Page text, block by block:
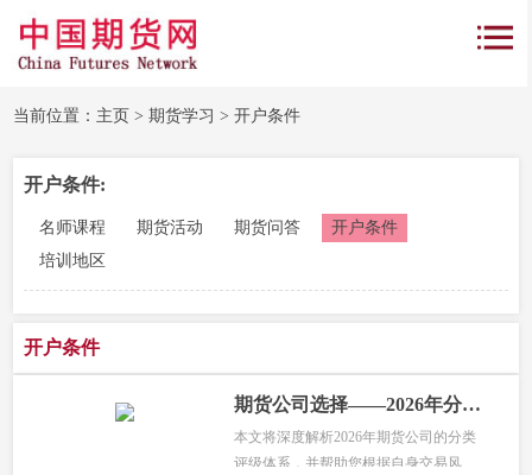
当前位置： 主页 >期货学习 >开户条件
开户条件:
名师课程 期货活动 期货问答
开户条件
培训地区
开户条件
期货公司选择——2026年分类评级与差异化服务深度解析
本文将深度解析2026年期货公司的分类
评级体系，并帮助您根据自身交易风